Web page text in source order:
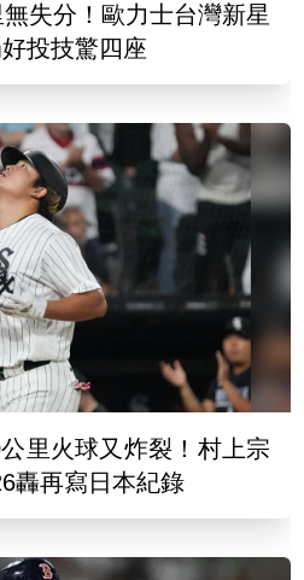
失分！歐力士台灣新星
投技驚四座
里火球又炸裂！村上宗
再寫日本紀錄